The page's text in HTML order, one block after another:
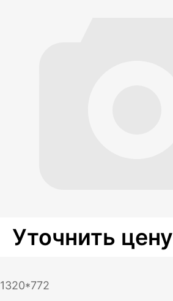
Уточнить цену
1320*772